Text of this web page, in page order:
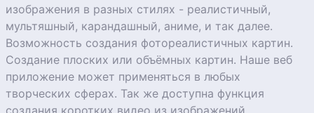
изображения в разных стилях - реалистичный,
мультяшный, карандашный, аниме, и так далее.
Возможность создания фотореалистичных картин.
Создание плоских или объёмных картин. Наше веб
приложение может применяться в любых
творческих сферах. Так же доступна функция
создания коротких видео из изображений.